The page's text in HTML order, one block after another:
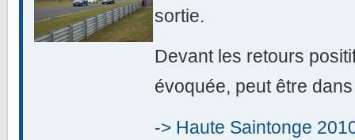
sortie.
Devant les retours
évoquée, peut être
-> Haute Saintonge